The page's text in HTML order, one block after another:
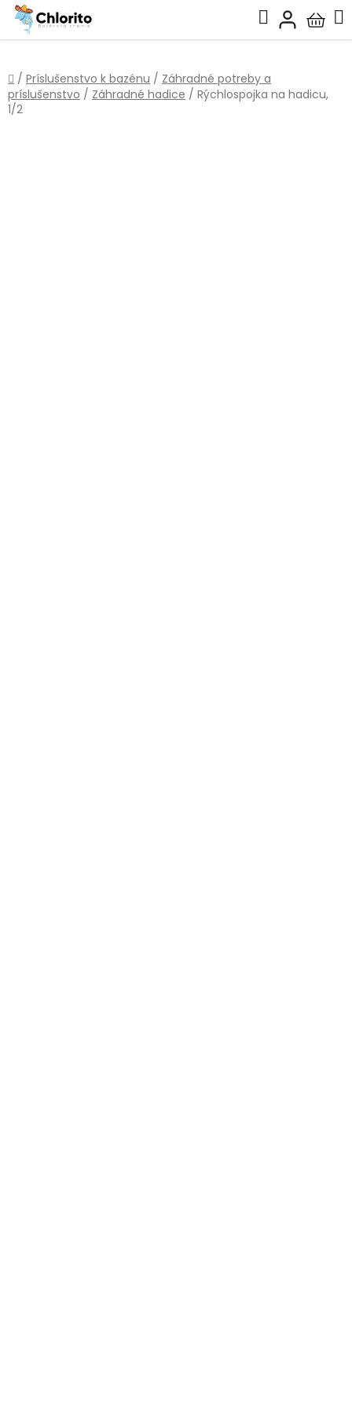
Prejsť
obsah
Hľadať
košík
Domov
/ Príslušenstvo k bazénu / Záhradné potreby a
príslušenstvo / Záhradné hadice / Rýchlospojka na hadicu,
1/2